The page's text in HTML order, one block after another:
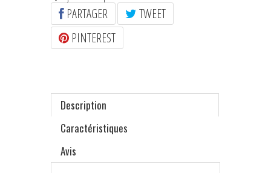
CHÈQUES CADEAU
PARTAGER
TWEET
PINTEREST
Description
Caractéristiques
Avis